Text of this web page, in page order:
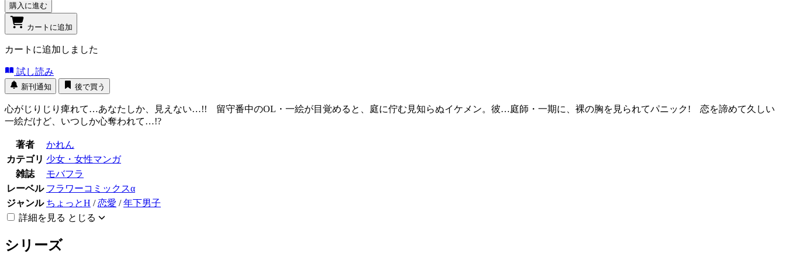
購入に進む
カートに追加
カートに追加しました
試し読み
新刊通知 後で買う
心がじりじり痺れて…あなたしか、見えない…!! 留守番中のOL・一絵が目覚めると、庭に佇む見知らぬイケメン。彼…庭師・一期に、裸の胸を見られてパニック! 恋を諦めて久しい
一絵だけど、いつしか心奪われて…!?
著者
かれん
カテゴリ 少女・女性マンガ
雑誌
モバフラ
レーベル フラワーコミックスα
ジャンル ちょっとH /恋愛 /年下男子
詳細を見る とじる
シリーズ